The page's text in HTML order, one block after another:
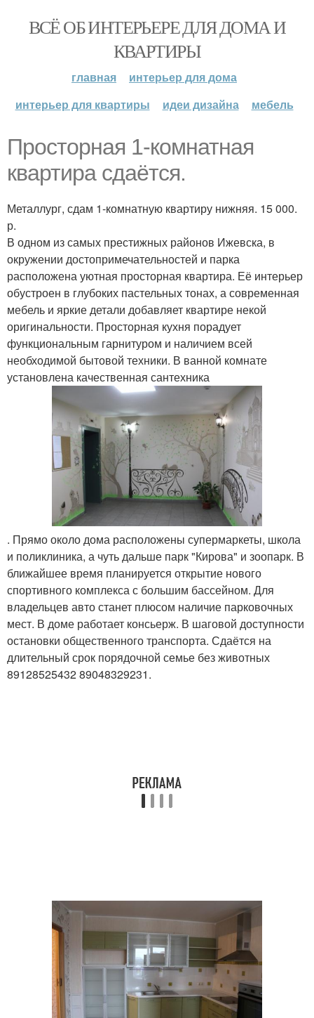
ВСЁ ОБ ИНТЕРЬЕРЕ ДЛЯ ДОМА И
КВАРТИРЫ
главная
интерьер для дома
интерьер для квартиры
идеи дизайна мебель
Просторная 1-комнатная
квартира сдаётся.
Металлург, сдам 1-комнатную квартиру нижняя. 15 000.
р.
В одном из самых престижных районов Ижевска, в
окружении достопримечательностей и парка
расположена уютная просторная квартира. Её интерьер
обустроен в глубоких пастельных тонах, а современная
мебель и яркие детали добавляет квартире некой
оригинальности. Просторная кухня порадует
функциональным гарнитуром и наличием всей
необходимой бытовой техники. В ванной комнате
установлена качественная сантехника
. Прямо около дома расположены супермаркеты, школа
и поликлиника, а чуть дальше парк "Кирова" и зоопарк. В
ближайшее время планируется открытие нового
спортивного комплекса с большим бассейном. Для
владельцев авто станет плюсом наличие парковочных
мест. В доме работает консьерж. В шаговой доступности
остановки общественного транспорта. Сдаётся на
длительный срок порядочной семье без животных
89128525432 89048329231.